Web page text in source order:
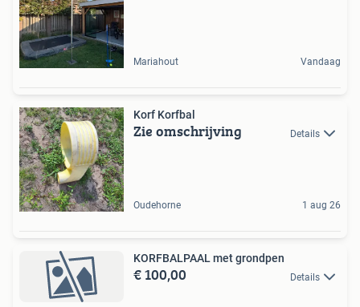
Mariahout Vandaag
Korf Korfbal
Zie omschrijving Details
Oudehorne 1 aug 26
KORFBALPAAL met grondpen
€ 100,00 Details